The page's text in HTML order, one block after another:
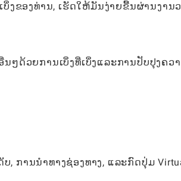
ງຂອງທ່ານ, ເຮັດໃຫ້ມັນງ່າຍຂື້ນຜ່ານງານວ
ນໆດ້ວຍການເບິ່ງທີ່ເບິ່ງແລະການປັບປຸງຄວ
ການນໍາທາງຊ່ອງທາງ, ແລະກົດປຸ່ມ